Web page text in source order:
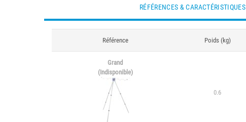
RÉFÉRENCES & CARACTÉRISTIQUES
Référence Poids (kg)
Grand
(Indisponible)
0.6